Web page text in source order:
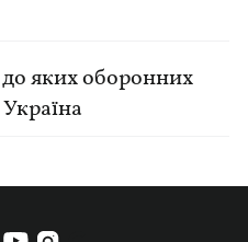
яких оборонних